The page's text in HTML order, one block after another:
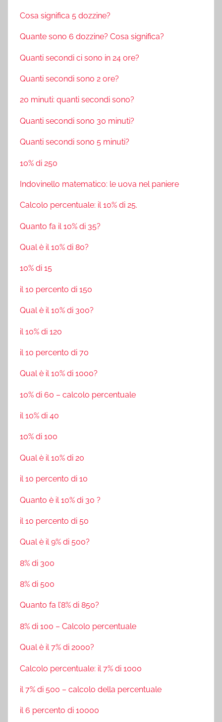
Cosa significa 5 dozzine?
Quante sono 6 dozzine? Cosa significa?
Quanti secondi ci sono in 24 ore?
Quanti secondi sono 2 ore?
20 minuti: quanti secondi sono?
Quanti secondi sono 30 minuti?
Quanti secondi sono 5 minuti?
10% di 250
Indovinello matematico: le uova nel paniere
Calcolo percentuale: il 10% di 25.
Quanto fa il 10% di 35?
Qual è il 10% di 80?
10% di 15
il 10 percento di 150
Qual è il 10% di 300?
il 10% di 120
il 10 percento di 70
Qual è il 10% di 1000?
10% di 60 – calcolo percentuale
il 10% di 40
10% di 100
Qual è il 10% di 20
il 10 percento di 10
Quanto è il 10% di 30 ?
il 10 percento di 50
Qual è il 9% di 500?
8% di 300
8% di 500
Quanto fa l’8% di 850?
8% di 100 – Calcolo percentuale
Qual è il 7% di 2000?
Calcolo percentuale: il 7% di 1000
il 7% di 500 – calcolo della percentuale
il 6 percento di 10000